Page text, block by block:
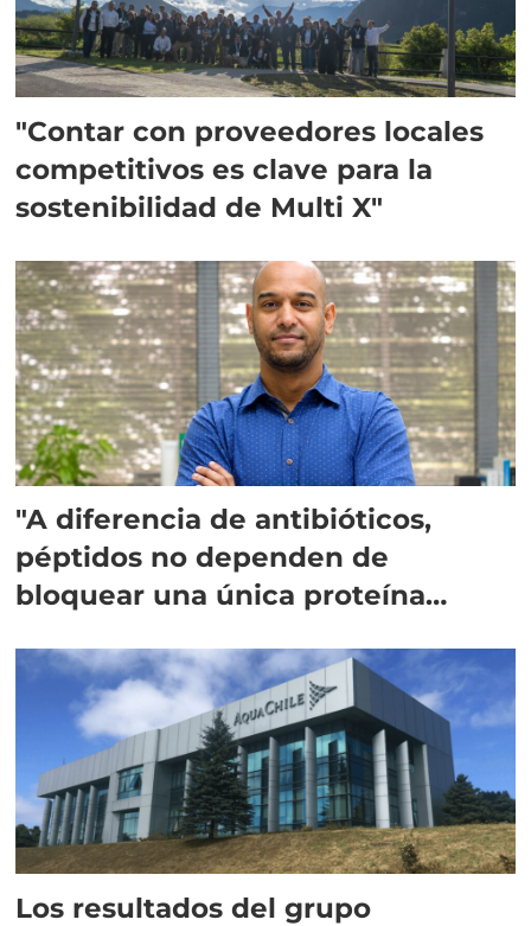
"Contar con proveedores locales
competitivos es clave para la
sostenibilidad de Multi X"
"A diferencia de antibióticos,
péptidos no dependen de
bloquear una única proteína
Los resultados del grupo